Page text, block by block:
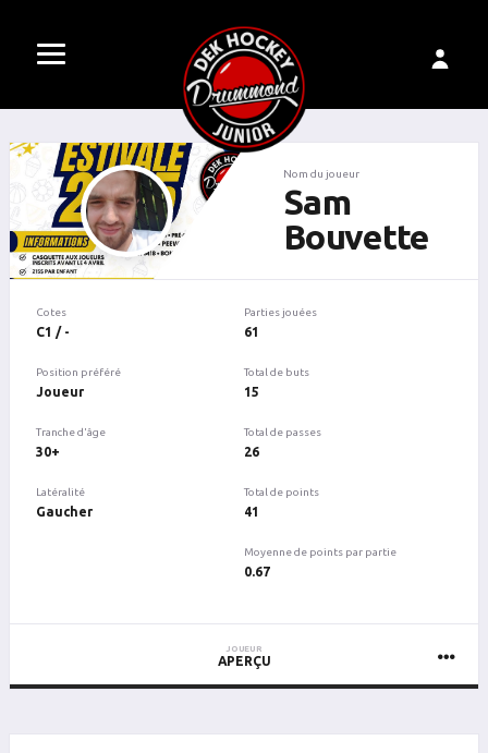
Nom du joueur
Sam
Bouvette
Cotes
C1 / -
Position préféré
Joueur
Tranche d'âge
30+
Latéralité
Gaucher
Parties jouées
61
Total de buts
15
Total de passes
26
Total de points
41
Moyenne de points par partie
0.67
JOUEUR
APERÇU